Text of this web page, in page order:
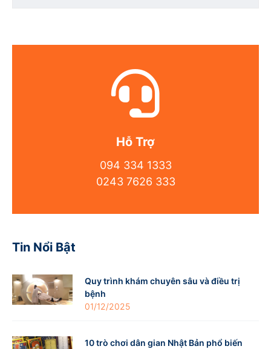
Hỗ Trợ
094 334 1333
0243 7626 333
Tin Nổi Bật
Quy trình khám chuyên sâu và điều trị
bệnh
01/12/2025
10 trò chơi dân gian Nhật Bản phổ biến